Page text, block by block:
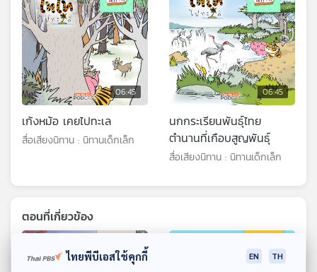
06:45
เก้งหม้อ เคยไปทะเล
สื่อเสียงนิทาน : นิทานเด็กเล็ก
06:45
นกกระเรียนพันธุ์ไทย
ตำนานที่เกือบสูญพันธุ์
สื่อเสียงนิทาน : นิทานเด็กเล็ก
ตอนที่เกี่ยวข้อง
ไทยพีบีเอสใช้คุกกี้ EN TH